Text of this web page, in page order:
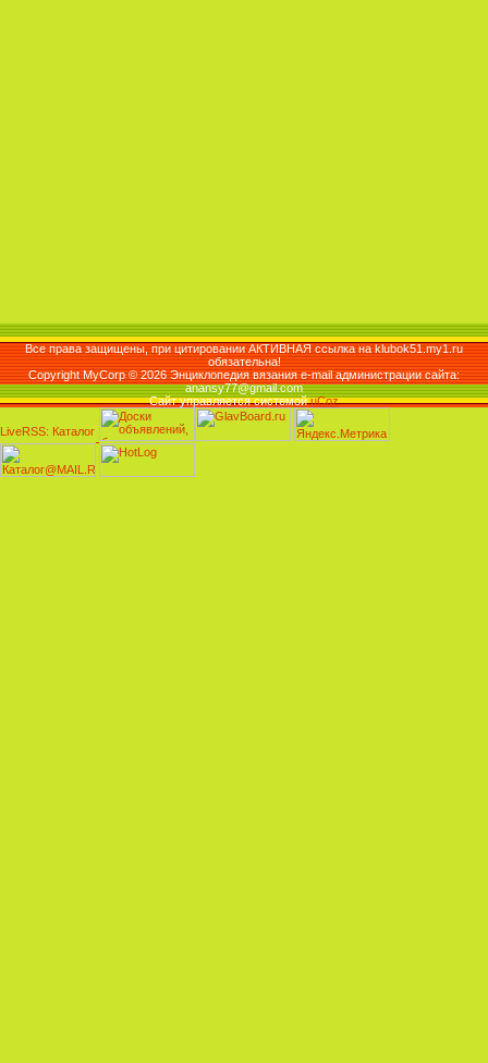
Все права защищены, при цитировании АКТИВНАЯ ссылка на klubok51.my1.ru
обязательна!
Copyright MyCorp © 2026 Энциклопедия вязания e-mail администрации сайта:
anansy77@gmail.com
Сайт управляется системойuCoz